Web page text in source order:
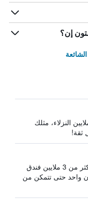
إن؟
النزلاء، مثلك
ثقة!
يبحث HotelsCombined في أكثر من 3 ملايين فندق
واحد حتى تتمكن من